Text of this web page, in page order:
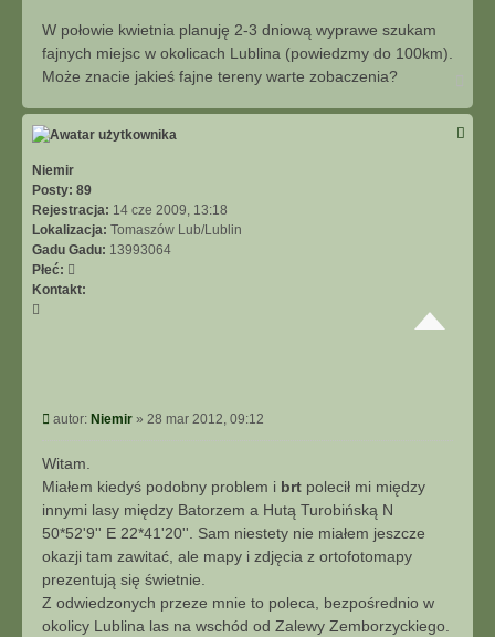
W połowie kwietnia planuję 2-3 dniową wyprawe szukam
fajnych miejsc w okolicach Lublina (powiedzmy do 100km).
Może znacie jakieś fajne tereny warte zobaczenia?
g
ó
Niemir
Posty: 89
Rejestracja: 14 cze 2009, 13:18
Lokalizacja: Tomaszów Lub/Lublin
Gadu Gadu: 13993064
Płeć:
Kontakt:
k
u
s
z
N
e
P
s
t
autor: Niemir » 28 mar 2012, 09:12
Witam.
Miałem kiedyś podobny problem i brt polecił mi między
innymi lasy między Batorzem a Hutą Turobińską N
50*52'9'' E 22*41'20''. Sam niestety nie miałem jeszcze
okazji tam zawitać, ale mapy i zdjęcia z ortofotomapy
prezentują się świetnie.
Z odwiedzonych przeze mnie to poleca, bezpośrednio w
okolicy Lublina las na wschód od Zalewy Zemborzyckiego.